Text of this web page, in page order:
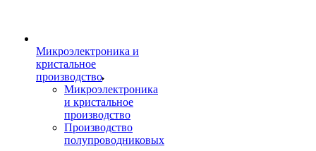
Микроэлектроника и
кристальное
производство
Микроэлектроника
и кристальное
производство
Производство
полупроводниковых